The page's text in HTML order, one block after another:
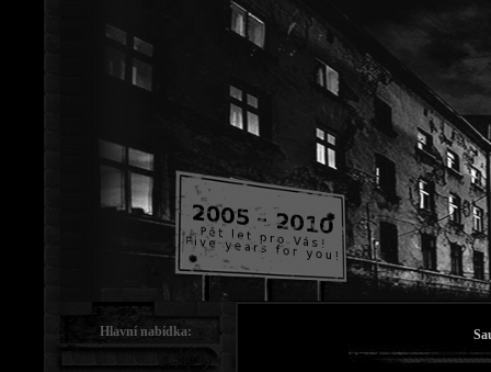
Hlavní nabídka: